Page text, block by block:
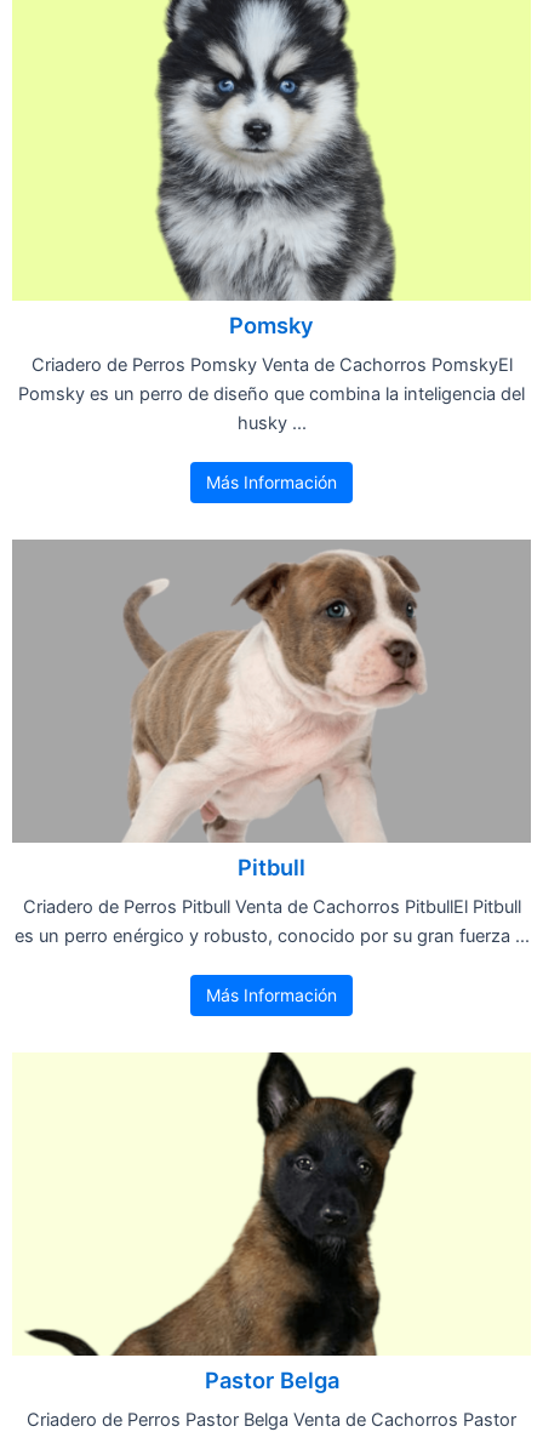
Pomsky
Criadero de Perros Pomsky Venta de Cachorros PomskyEl
Pomsky es un perro de diseño que combina la inteligencia del
husky ...
Más Información
Pitbull
Criadero de Perros Pitbull Venta de Cachorros PitbullEl Pitbull
es un perro enérgico y robusto, conocido por su gran fuerza ...
Más Información
Pastor Belga
Criadero de Perros Pastor Belga Venta de Cachorros Pastor